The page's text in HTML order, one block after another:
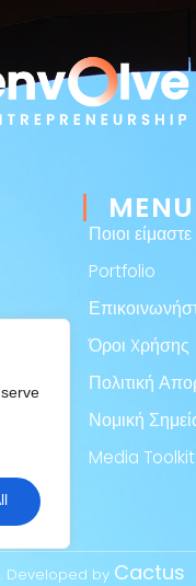
MENU
Ποιοι είμαστε
Portfolio
Όροι Xρήσης
Πολιτική
Νομική
Media Toolkit
Developed by Cactus